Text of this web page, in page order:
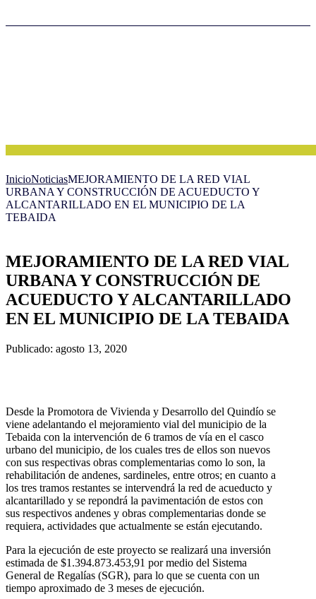
InicioNoticiasMEJORAMIENTO DE LA RED VIAL
URBANA Y CONSTRUCCIÓN DE ACUEDUCTO Y
ALCANTARILLADO EN EL MUNICIPIO DE LA
TEBAIDA
MEJORAMIENTO DE LA RED VIAL
URBANA Y CONSTRUCCIÓN DE
ACUEDUCTO Y ALCANTARILLADO
EN EL MUNICIPIO DE LA TEBAIDA
Publicado: agosto 13, 2020
Desde la Promotora de Vivienda y Desarrollo del Quindío se
viene adelantando el mejoramiento vial del municipio de la
Tebaida con la intervención de 6 tramos de vía en el casco
urbano del municipio, de los cuales tres de ellos son nuevos
con sus respectivas obras complementarias como lo son, la
rehabilitación de andenes, sardineles, entre otros; en cuanto a
los tres tramos restantes se intervendrá la red de acueducto y
alcantarillado y se repondrá la pavimentación de estos con
sus respectivos andenes y obras complementarias donde se
requiera, actividades que actualmente se están ejecutando.
Para la ejecución de este proyecto se realizará una inversión
estimada de $1.394.873.453,91 por medio del Sistema
General de Regalías (SGR), para lo que se cuenta con un
tiempo aproximado de 3 meses de ejecución.